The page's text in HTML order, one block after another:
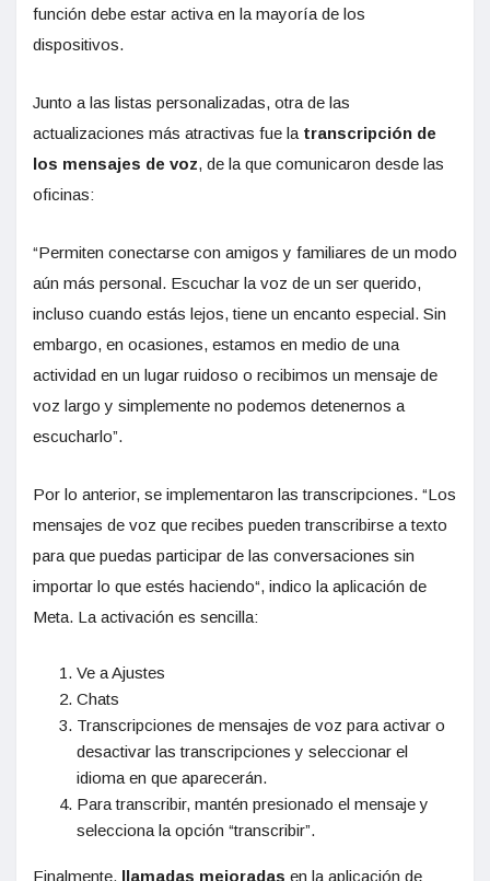
función debe estar activa en la mayoría de los
dispositivos.
Junto a las listas personalizadas, otra de las
actualizaciones más atractivas fue la transcripción de
los mensajes de voz, de la que comunicaron desde las
oficinas:
“Permiten conectarse con amigos y familiares de un modo
aún más personal. Escuchar la voz de un ser querido,
incluso cuando estás lejos, tiene un encanto especial. Sin
embargo, en ocasiones, estamos en medio de una
actividad en un lugar ruidoso o recibimos un mensaje de
voz largo y simplemente no podemos detenernos a
escucharlo”.
Por lo anterior, se implementaron las transcripciones. “Los
mensajes de voz que recibes pueden transcribirse a texto
para que puedas participar de las conversaciones sin
importar lo que estés haciendo“, indico la aplicación de
Meta. La activación es sencilla:
Ve a Ajustes
Chats
Transcripciones de mensajes de voz para activar o
desactivar las transcripciones y seleccionar el
idioma en que aparecerán.
Para transcribir, mantén presionado el mensaje y
selecciona la opción “transcribir”.
Finalmente, llamadas mejoradas en la aplicación de